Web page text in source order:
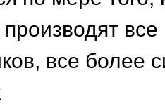
все более